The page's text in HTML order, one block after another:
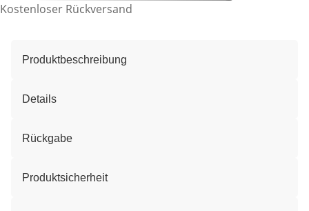
Kostenloser Rückversand
Produktbeschreibung
Details
Rückgabe
Produktsicherheit